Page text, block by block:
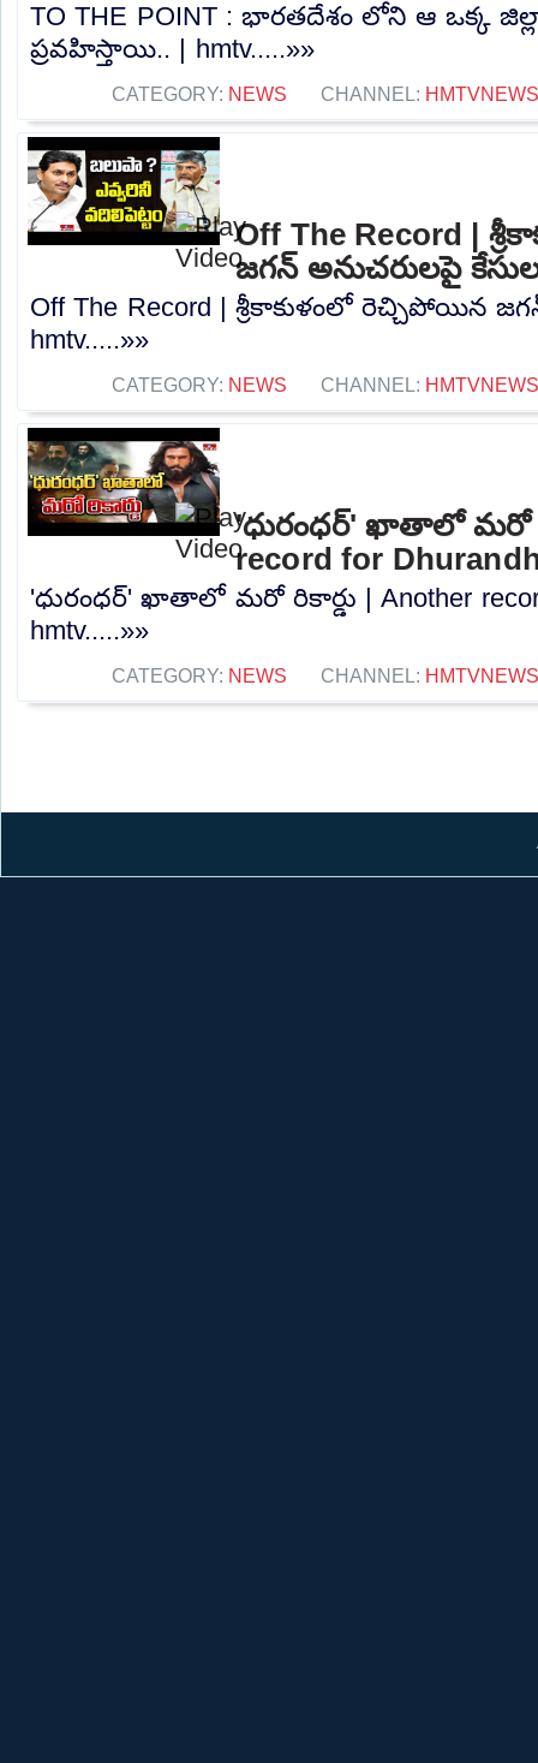
TO THE POINT : భారతదేశం లోని ఆ ఒక్క
ప్రవహిస్తాయి.. | hmtv.....»»
CATEGORY: NEWS CHANNEL: HMTVNEWS
Off The Record |
జగన్ అనుచరులపై
Off The Record | శ్రీకాకుళంలో రెచ్చిపోయిన
hmtv.....»»
CATEGORY: NEWS CHANNEL: HMTVNEWS
'ధురంధర్‌' ఖాతాలో మరో
record for
'ధురంధర్‌' ఖాతాలో మరో రికార్డు | Another
hmtv.....»»
CATEGORY: NEWS CHANNEL: HMTVNEWS